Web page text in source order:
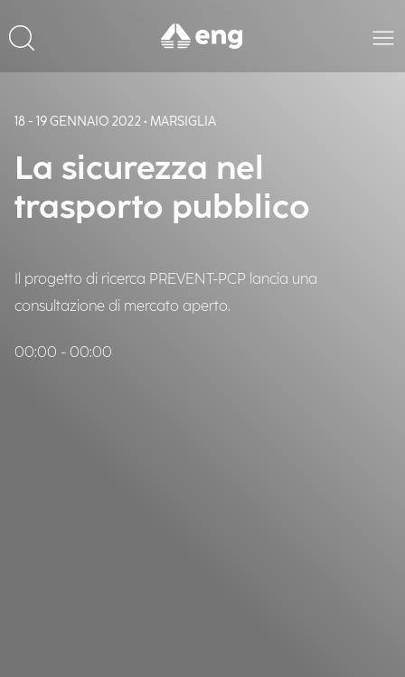
18 - 19 GENNAIO 2022 • MARSIGLIA
La sicurezza nel
trasporto pubblico
Il progetto di ricerca PREVENT-PCP lancia una
consultazione di mercato aperto.
00:00 - 00:00